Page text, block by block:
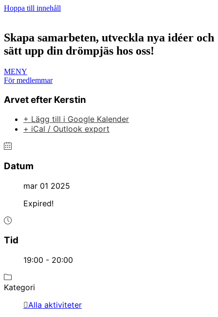
Hoppa till innehåll
Skapa samarbeten, utveckla nya idéer och
sätt upp din drömpjäs hos oss!
MENY
För medlemmar
Arvet efter Kerstin
+ Lägg till i Google Kalender
+ iCal / Outlook export
Datum
mar 01 2025
Expired!
Tid
19:00 - 20:00
Kategori
Alla aktiviteter